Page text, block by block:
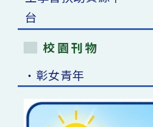
校園刊物
•彰女青年